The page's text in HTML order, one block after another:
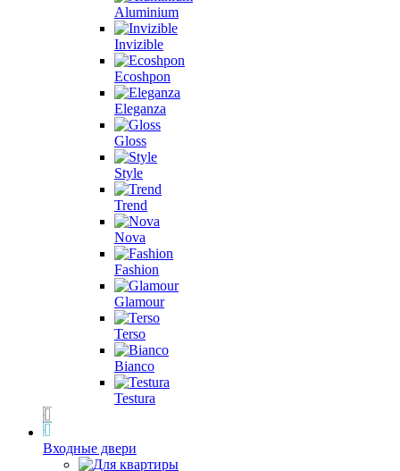
Aluminium
Invizible
Ecoshpon
Eleganza
Gloss
Style
Trend
Nova
Fashion
Glamour
Terso
Bianco
Testura
Входные двери